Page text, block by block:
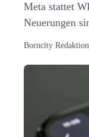
Meta stattet
Neuerungen
Borncity Redaktion